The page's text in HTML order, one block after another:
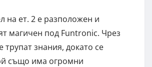
на ет. 2 е разположен и
магичен под Funtronic. Чрез
трупат знания, докато се
също има огромни